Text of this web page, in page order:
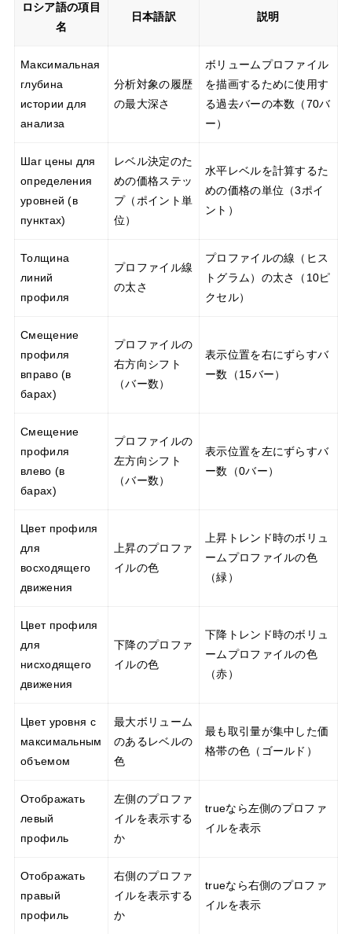
ロシア語の項目
名
日本語訳 説明
Максимальная
глубина
истории для
анализа
分析対象の履歴
の最大深さ
ボリュームプロファイル
を描画するために使用す
る過去バーの本数（70バ
ー）
Шаг цены для
определения
уровней (в
пунктах)
レベル決定のた
めの価格ステッ
プ（ポイント単
位）
水平レベルを計算するた
めの価格の単位（3ポイ
ント）
Толщина
линий
профиля
プロファイル線
の太さ
プロファイルの線（ヒス
トグラム）の太さ（10ピ
クセル）
Смещение
профиля
вправо (в
барах)
プロファイルの
右方向シフト
（バー数）
表示位置を右にずらすバ
ー数（15バー）
Смещение
профиля
влево (в
барах)
プロファイルの
左方向シフト
（バー数）
表示位置を左にずらすバ
ー数（0バー）
Цвет профиля
для
восходящего
движения
上昇のプロファ
イルの色
上昇トレンド時のボリュ
ームプロファイルの色
（緑）
Цвет профиля
для
нисходящего
движения
下降のプロファ
イルの色
下降トレンド時のボリュ
ームプロファイルの色
（赤）
Цвет уровня с
максимальным
объемом
最大ボリューム
のあるレベルの
色
最も取引量が集中した価
格帯の色（ゴールド）
Отображать
левый
профиль
左側のプロファ
イルを表示する
か
trueなら左側のプロファ
イルを表示
Отображать
правый
профиль
右側のプロファ
イルを表示する
か
trueなら右側のプロファ
イルを表示